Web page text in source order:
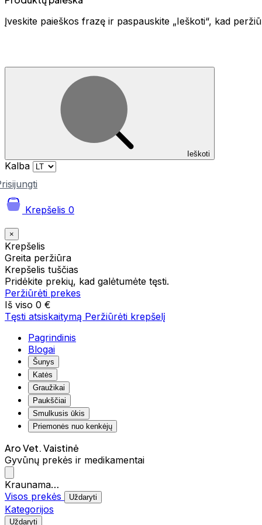
Įveskite paieškos frazę ir paspauskite „Ieškoti“, kad
Ieškoti
Kalba
Krepšelis 0
×
Krepšelis
Greita peržiūra
Krepšelis tuščias
Pridėkite prekių, kad galėtumėte tęsti.
Peržiūrėti prekes
Iš viso 0 €
Tęsti atsiskaitymą Peržiūrėti krepšelį
Pagrindinis
Blogai
Šunys
Katės
Graužikai
Paukščiai
Smulkusis ūkis
Priemonės nuo kenkėjų
Aro Vet. Vaistinė
Gyvūnų prekės ir medikamentai
Kraunama…
Visos prekės
Uždaryti
Kategorijos
Uždaryti